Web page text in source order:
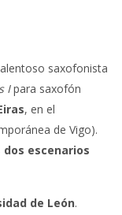
saxofonista
Ipara saxofón
, en el
de Vigo).
escenarios
de León.